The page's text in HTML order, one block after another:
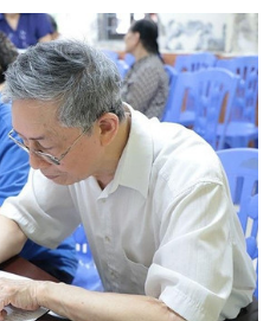
vọng góp phần mở rộng độ bao
nhiều nhóm đối tượng thụ